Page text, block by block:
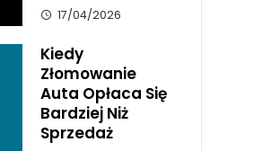
17/04/2026
Kiedy
Złomowanie
Auta Opłaca Się
Bardziej Niż
Sprzedaż